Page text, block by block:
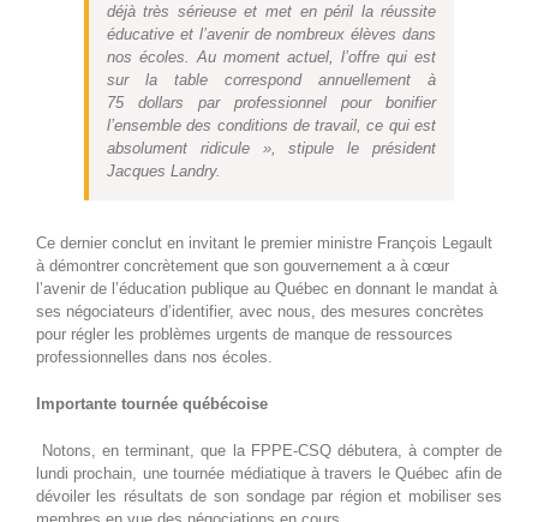
déjà très sérieuse et met en péril la réussite
éducative et l’avenir de nombreux élèves dans
nos écoles. Au moment actuel, l’offre qui est
sur la table correspond annuellement à
75 dollars par professionnel pour bonifier
l’ensemble des conditions de travail, ce qui est
absolument ridicule », stipule le président
Jacques Landry.
Ce dernier conclut en invitant le premier ministre François Legault
à démontrer concrètement que son gouvernement a à cœur
l’avenir de l’éducation publique au Québec en donnant le mandat à
ses négociateurs d’identifier, avec nous, des mesures concrètes
pour régler les problèmes urgents de manque de ressources
professionnelles dans nos écoles.
Importante tournée québécoise
Notons, en terminant, que la FPPE-CSQ débutera, à compter de
lundi prochain, une tournée médiatique à travers le Québec afin de
dévoiler les résultats de son sondage par région et mobiliser ses